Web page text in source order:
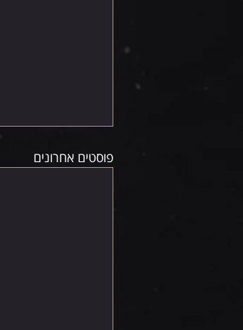
פוסטים אחרונים